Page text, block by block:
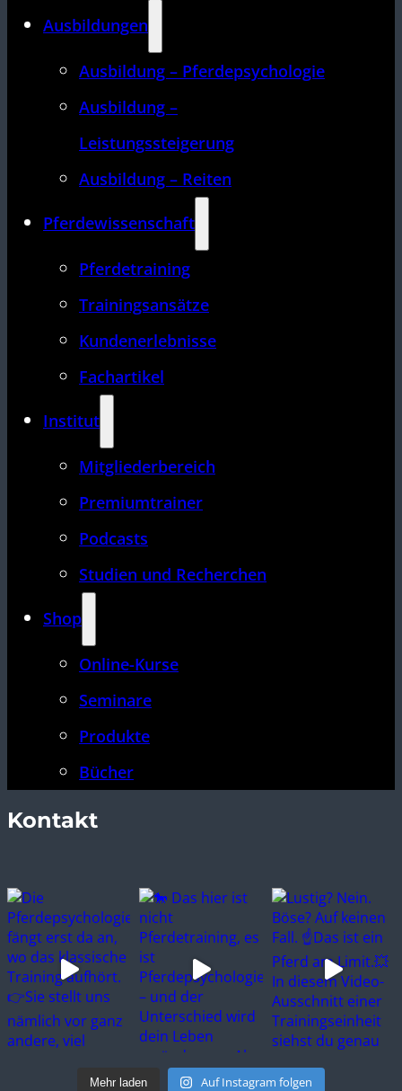
Ausbildungen
Ausbildung – Pferdepsychologie
Ausbildung –
Leistungssteigerung
Ausbildung – Reiten
Pferdewissenschaft
Pferdetraining
Trainingsansätze
Kundenerlebnisse
Fachartikel
Institut
Mitgliederbereich
Premiumtrainer
Podcasts
Studien und Recherchen
Shop
Online-Kurse
Seminare
Produkte
Bücher
Kontakt
Mehr laden Auf Instagram folgen